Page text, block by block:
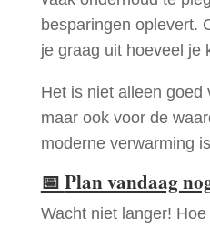
besparingen oplevert.
je graag uit hoeveel je
Het is niet alleen goed
maar ook voor de
moderne verwarming
📅 Plan vandaag
Wacht niet langer!